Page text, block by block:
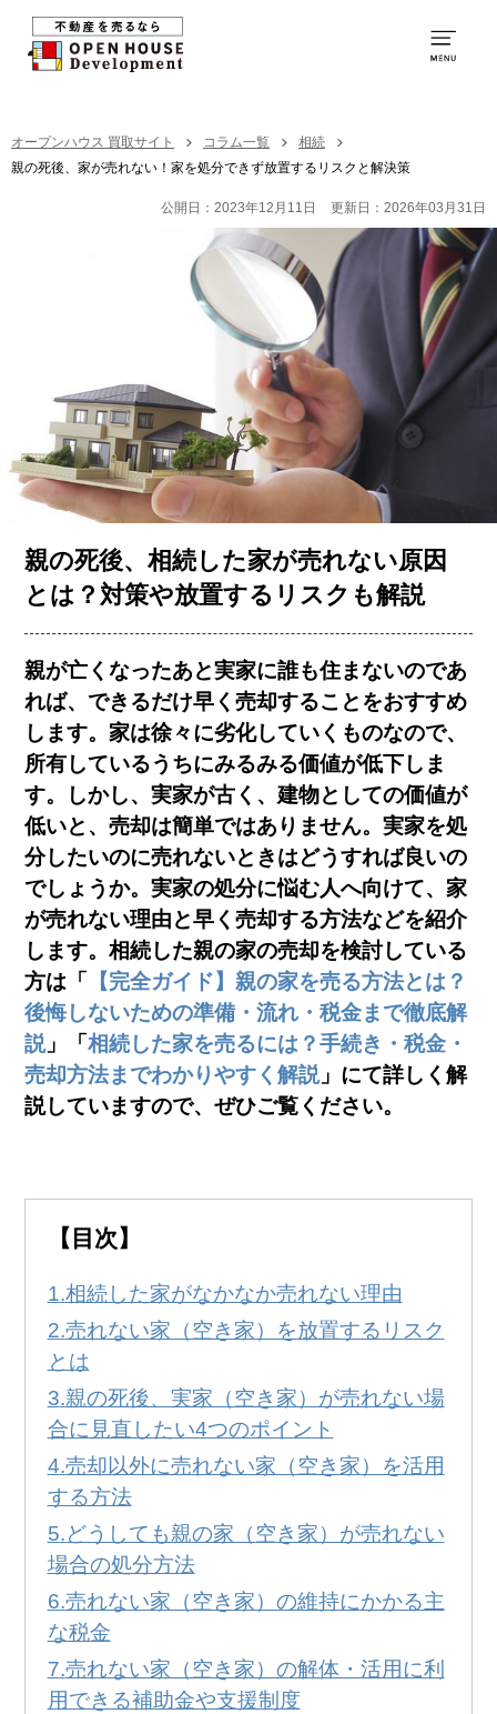
0120-250-094
営業時間：9:00～20:00
買取の特徴
お取引の流れ
社員紹介
買取の事例
お客様の声
コラム一覧
会社概要
簡単査定 売却相談
0120-250-094
営業時間:
9:00～20:00
無料！
オープンハウス 買取サイト コラム一覧
相続
親の死後、家が売れない！家を処分できず放置するリスクと解決策
公開日：2023年12月11日 更新日：2026年03月31日
親の死後、相続した家が売れない原因
とは？対策や放置するリスクも解説
親が亡くなったあと実家に誰も住まないのであ
れば、できるだけ早く売却することをおすすめ
します。家は徐々に劣化していくものなので、
所有しているうちにみるみる価値が低下しま
す。しかし、実家が古く、建物としての価値が
低いと、売却は簡単ではありません。実家を処
分したいのに売れないときはどうすれば良いの
でしょうか。実家の処分に悩む人へ向けて、家
が売れない理由と早く売却する方法などを紹介
します。相続した親の家の売却を検討している
方は「
【完全ガイド】親の家を売る方法とは？
後悔しないための準備・流れ・税金まで徹底解
説」「相続した家を売るには？手続き・税金・
売却方法までわかりやすく解説」にて詳しく解
説していますので、ぜひご覧ください。
【目次】
相続した家がなかなか売れない理由
売れない家（空き家）を放置するリスク
とは
親の死後、実家（空き家）が売れない場
合に見直したい4つのポイント
売却以外に売れない家（空き家）を活用
する方法
どうしても親の家（空き家）が売れない
場合の処分方法
売れない家（空き家）の維持にかかる主
な税金
売れない家（空き家）の解体・活用に利
用できる補助金や支援制度